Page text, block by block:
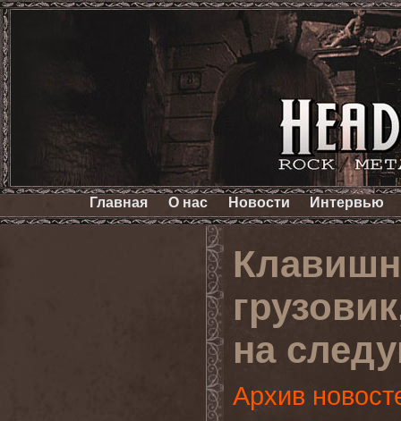
Главная О нас Новости Интервью
на
Архив